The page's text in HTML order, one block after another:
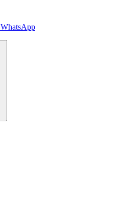
WhatsApp